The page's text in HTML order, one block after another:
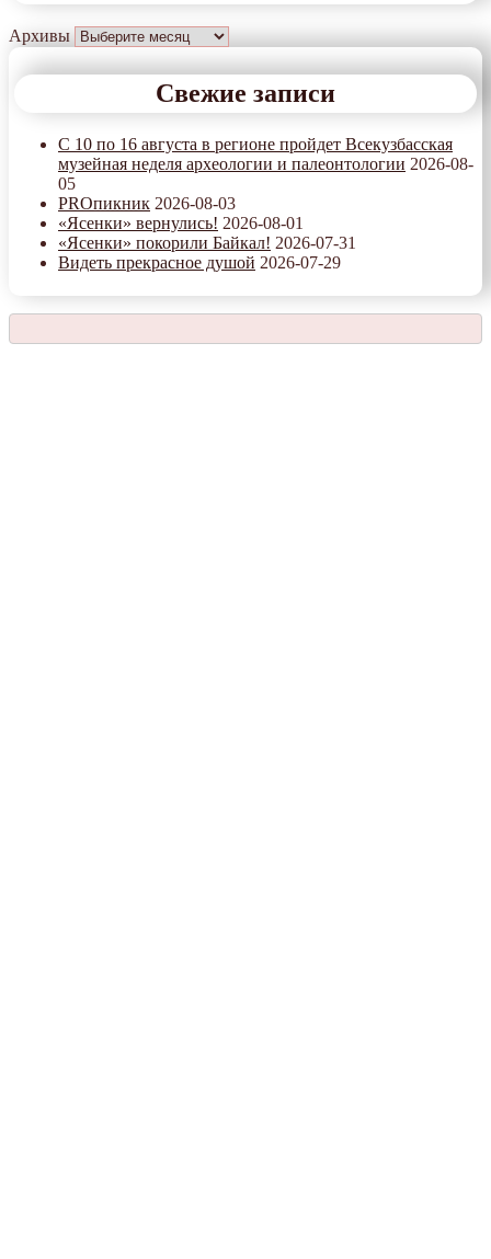
Архивы
Свежие записи
С 10 по 16 августа в регионе пройдет Всекузбасская
музейная неделя археологии и палеонтологии 2026-08-
05
PROпикник 2026-08-03
«Ясенки» вернулись! 2026-08-01
«Ясенки» покорили Байкал! 2026-07-31
Видеть прекрасное душой 2026-07-29